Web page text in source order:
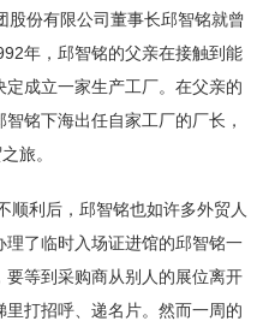
份有限公司董事长邱智铭就曾
年，邱智铭的父亲在接触到能
成立一家生产工厂。在父亲的
铭下海出任自家工厂的厂长，
旅。
顺利后，邱智铭也如许多外贸人
了临时入场证进馆的邱智铭一
等到采购商从别人的展位离开
打招呼、递名片。然而一周的